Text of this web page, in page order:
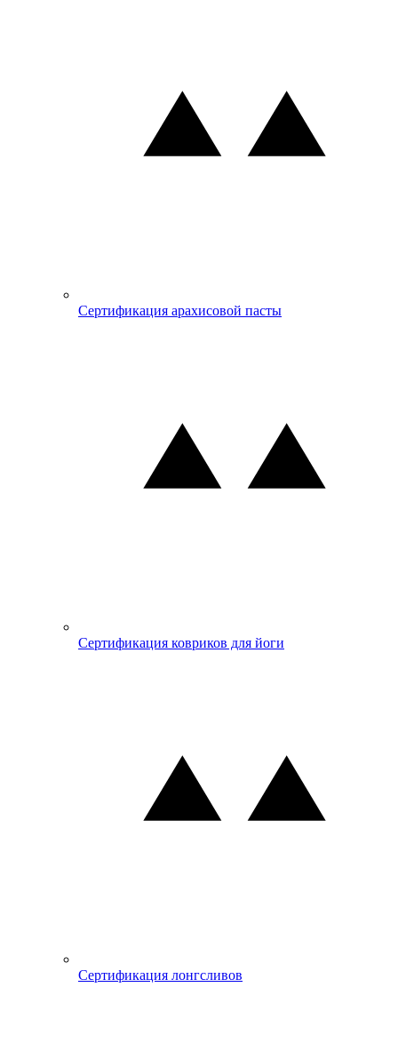
Сертификация арахисовой пасты
Сертификация ковриков для йоги
Сертификация лонгсливов